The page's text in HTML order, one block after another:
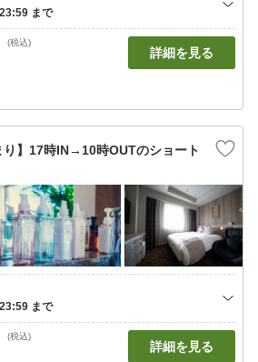
(税込)
詳細を見る
り】17時IN→10時OUTのショート
(税込)
詳細を見る